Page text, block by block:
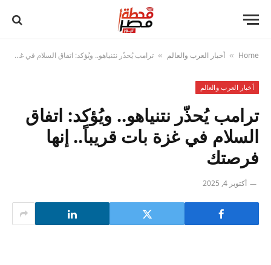
Home
» أخبار العرب والعالم » ترامب يُحذّر نتنياهو.. ويُؤكد: اتفاق السلام في غزة بات قريباً.. إنها فرصتك
أخبار العرب والعالم
ترامب يُحذّر نتنياهو.. ويُؤكد: اتفاق
السلام في غزة بات قريباً.. إنها
فرصتك
أكتوبر 4, 2025